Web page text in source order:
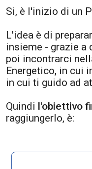
Si, è l'inizio di un
L'idea è di
insieme - grazie a
poi incontrarci
Energetico, in cui
in cui ti guido ad
Quindi l'obiettivo
raggiungerlo, è: